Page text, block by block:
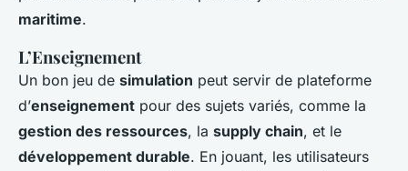
maritime.
L’Enseignement
Un bon jeu de simulation peut servir de plateforme
d’enseignement pour des sujets variés, comme la
gestion des ressources, la supply chain, et le
développement durable. En jouant, les utilisateurs